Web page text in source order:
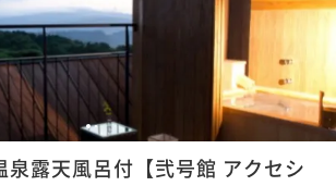
ポイント即利用で
最大7％OFF
¥40,320~
¥ 37,497 ~
食）プラン－スタンダード－
12
泉露天風呂付【弐号館 アクセシ